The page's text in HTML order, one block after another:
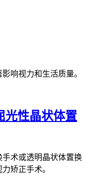
响视力和生活质量。
光性晶状体置
术或透明晶状体置换
矫正手术。